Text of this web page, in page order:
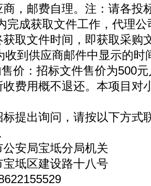
，邮费自理。注：请各投
完成获取文件工作，代理
取文件时间，即获取采购
收到供应商邮件中显示的时
价：招标文件售价为500
费用概不退还。本项目对
提出询问，请按以下方式
安局宝坻分局机关
坻区建设路十八号